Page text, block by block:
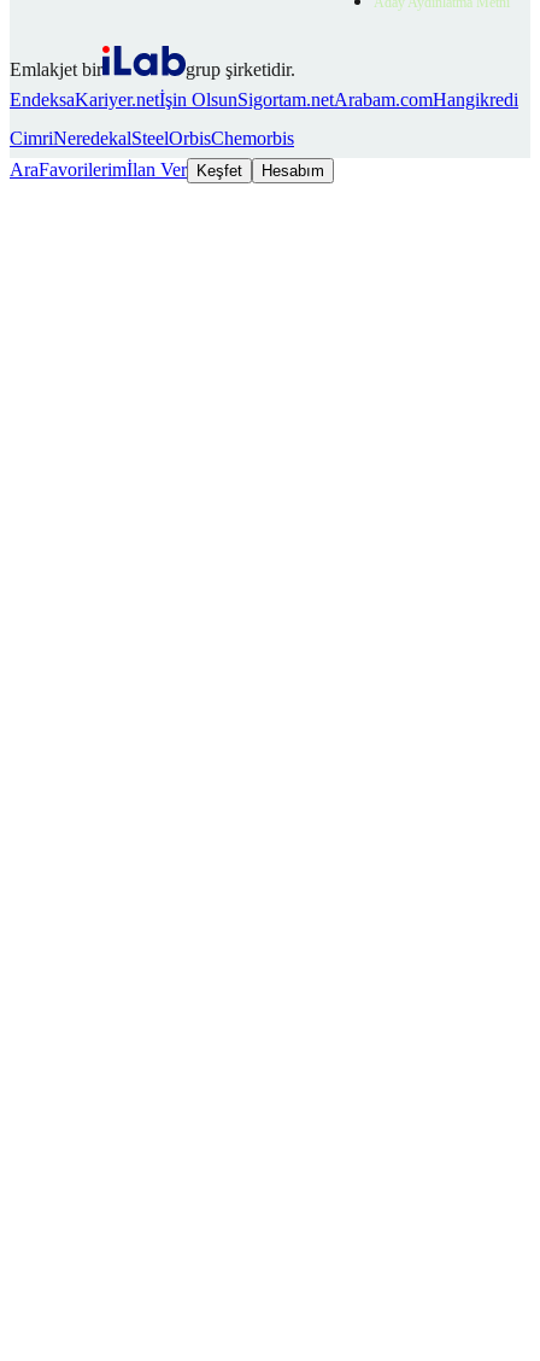
Emlakjet bir
grup şirketidir.
EndeksaKariyer.netİşin OlsunSigortam.netArabam.comHangikredi
CimriNeredekalSteelOrbisChemorbis
AraFavorilerimİlan Ver Keşfet Hesabım